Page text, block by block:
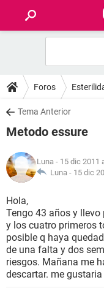
FOROS
SALUD
NUTRICIÓN
BIENESTAR
SEXUALIDAD
GLOSARIO
Foros
Tema Anterior
Metodo essure
Luna - 15 dic 2011
Luna - 15 dic
Hola,
Tengo 43 años y llevo
y los cuatro primeros
posible q haya
de una falta y dos
riesgos. Mañana me
descartar. me